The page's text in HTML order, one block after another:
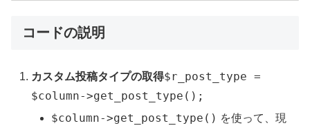
コードの説明
カスタム投稿タイプの取得$r_post_type =
$column->get_post_type();
$column->get_post_type() を使って、現